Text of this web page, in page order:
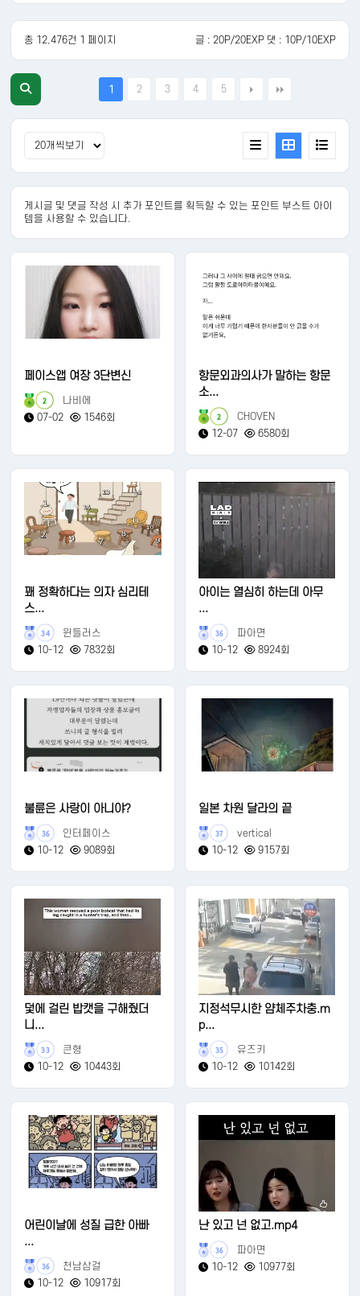
총 12,476건 1 페이지 글 : 20P/20EXP 댓 : 10P/10EXP
1 2 3 4 5
게시글 및 댓글 작성 시 추가 포인트를 획득할 수 있는 포인트 부스트 아이
템을 사용할 수 있습니다.
페이스앱 여장 3단변신
2
나비에
07-02
1546회
항문외과의사가 말하는 항문
소...
2
CHOVEN
12-07
6580회
꽤 정확하다는 의자 심리테
스...
34
윈들러스
10-12
7832회
아이는 열심히 하는데 아무
...
36
파아면
10-12
8924회
불륜은 사랑이 아니야?
36
인터페이스
10-12
9089회
일본 차원 달라의 끝
37
vertical
10-12
9157회
덫에 걸린 밥캣을 구해줬더
니...
33
큰형
10-12
10443회
지정석무시한 얌체주차충.m
p...
35
유즈키
10-12
10142회
어린이날에 성질 급한 아빠
...
36
천남삼걸
10-12
10917회
난 있고 넌 없고.mp4
36
파아면
10-12
10977회